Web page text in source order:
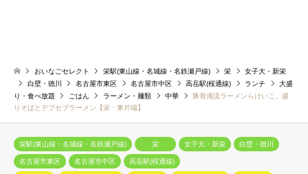
おいなごセレクト 栄駅(東山線・名城線・名鉄瀬戸線) 栄
女子大・新栄
白壁・徳川
名古屋市東区 名古屋市中区 高岳駅(桜通線) ランチ
大盛
り・食べ放題
ごはん ラーメン・麺類 中華
豚骨濁流ラーメンらけいこ。盛
りそばとデブセブラーメン【栄・東片端】
栄駅(東山線・名城線・名鉄瀬戸線) 栄 女子大・新栄 白壁・徳川
名古屋市東区 名古屋市中区 高岳駅(桜通線)